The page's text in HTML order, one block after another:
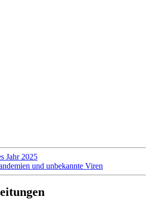
Jahr 2025
und unbekannte Viren